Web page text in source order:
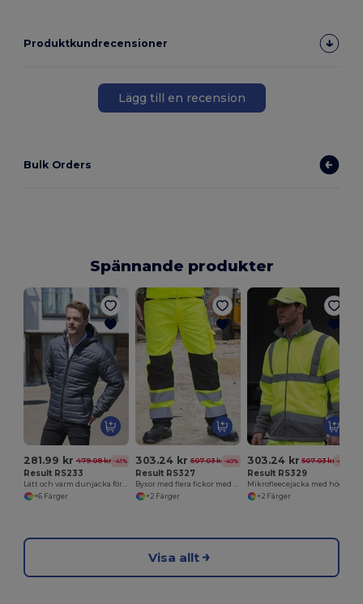
Produktkundrecensioner
Lägg till en recension
Bulk Orders
Spännande produkter
281.99 kr 479.08 kr -41%
Result RS233
Lätt och varm dunjacka för män
+6 Färger
303.24 kr 507.03 kr-40%
Result RS327
Byxor med flera fickor med hög synlighet
+2 Färger
303.24 kr 507.03 kr-40%
Result RS329
+2 Färger
Visa allt